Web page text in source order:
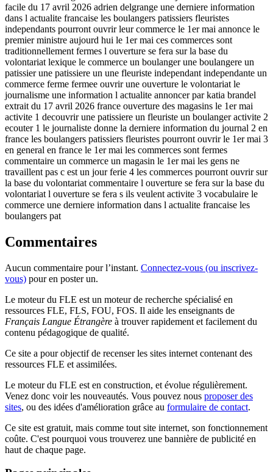
facile du 17 avril 2026 adrien delgrange une derniere information
dans l actualite francaise les boulangers patissiers fleuristes
independants pourront ouvrir leur commerce le 1er mai annonce le
premier ministre aujourd hui le 1er mai ces commerces sont
traditionnellement fermes l ouverture se fera sur la base du
volontariat lexique le commerce un boulanger une boulangere un
patissier une patissiere un une fleuriste independant independante un
commerce ferme fermee ouvrir une ouverture le volontariat le
journalisme une information l actualite annoncer par katia brandel
extrait du 17 avril 2026 france ouverture des magasins le 1er mai
activite 1 decouvrir une patissiere un fleuriste un boulanger activite 2
ecouter 1 le journaliste donne la derniere information du journal 2 en
france les boulangers patissiers fleuristes pourront ouvrir le 1er mai 3
en general en france le 1er mai les commerces sont fermes
commentaire un commerce un magasin le 1er mai les gens ne
travaillent pas c est un jour ferie 4 les commerces pourront ouvrir sur
la base du volontariat commentaire l ouverture se fera sur la base du
volontariat l ouverture se fera s ils veulent activite 3 vocabulaire le
commerce une derniere information dans l actualite francaise les
boulangers pat
Commentaires
Aucun commentaire pour l’instant. Connectez-vous (ou inscrivez-
vous) pour en poster un.
Le moteur du FLE est un moteur de recherche spécialisé en
ressources FLE, FLS, FOU, FOS. Il aide les enseignants de
Français Langue Étrangère à trouver rapidement et facilement du
contenu pédagogique de qualité.
Ce site a pour objectif de recenser les sites internet contenant des
ressources FLE et assimilées.
Le moteur du FLE est en construction, et évolue régulièrement.
Venez donc voir les nouveautés. Vous pouvez nous proposer des
sites, ou des idées d'amélioration grâce au formulaire de contact.
Ce site est gratuit, mais comme tout site internet, son fonctionnement
coûte. C'est pourquoi vous trouverez une bannière de publicité en
haut de chaque page.